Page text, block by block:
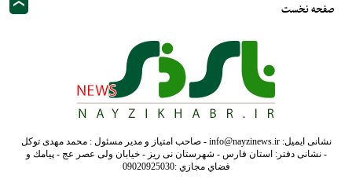
صفحه نخست
نشانی ایمیل: info@nayzinews.ir - صاحب امتیاز و مدیر مسئول : محمد مهدی توکل
- نشانی دفتر: استان فارس - شهرستان نی ریز - خیابان ولی عصر عج - پيامك و
فضاي مجازي :09020925030